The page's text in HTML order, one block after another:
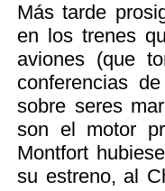
Más tarde
en los trenes
aviones (que
conferencias
sobre seres
son el motor
Montfort
su estreno, al